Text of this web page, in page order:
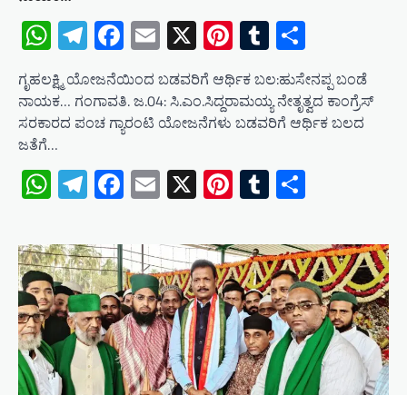
WhatsApp
Telegram
Facebook
Email
X Pinterest
Tumblr
ಗೃಹಲಕ್ಷ್ಮಿ ಯೋಜನೆಯಿಂದ ಬಡವರಿಗೆ ಆರ್ಥಿಕ ಬಲ:ಹುಸೇನಪ್ಪ ಬಂಡೆ
ನಾಯಕ… ಗಂಗಾವತಿ. ಜ.04: ಸಿ.ಎಂ.ಸಿದ್ದರಾಮಯ್ಯ ನೇತೃತ್ವದ ಕಾಂಗ್ರೆಸ್
ಸರಕಾರದ ಪಂಚ ಗ್ಯಾರಂಟಿ ಯೋಜನೆಗಳು ಬಡವರಿಗೆ ಆರ್ಥಿಕ ಬಲದ
ಜತೆಗೆ…
WhatsApp
Telegram
Facebook
Email
X Pinterest
Tumblr